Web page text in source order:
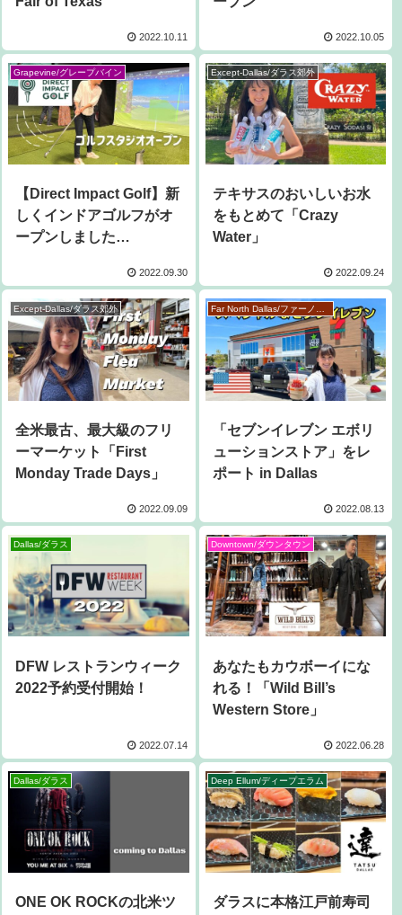
2022.10.11 2022.10.05
Grapevine/グレープバイン
【Direct Impact Golf】新
しくインドアゴルフがオ
ープンしました
2022.09.30
Except-Dallas/ダラス郊外
テキサスのおいしいお水
をもとめて「Crazy
Water」
2022.09.24
Except-Dallas/ダラス郊外
全米最古、最大級のフリ
ーマーケット「First
Monday Trade Days」
2022.09.09
「セブンイレブン エボリ
ューションストア」をレ
ポート in Dallas
2022.08.13
Dallas/ダラス
DFW レストランウィーク
2022予約受付開始！
2022.07.14
Downtown/ダウンタウン
あなたもカウボーイにな
れる！「Wild Bill’s
Western Store」
2022.06.28
Dallas/ダラス
ONE OK ROCKの北米ツ
Deep Ellum/ディープエラム
ダラスに本格江戸前寿司